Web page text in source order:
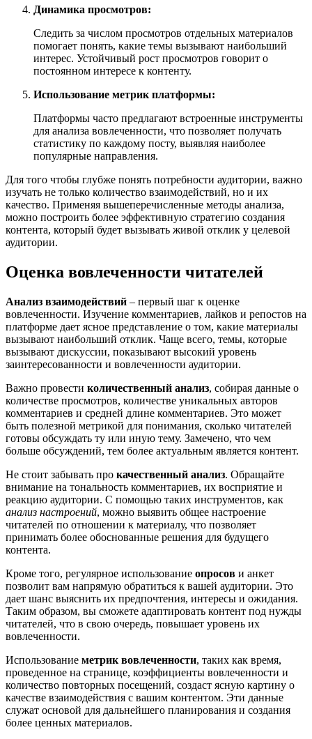
Динамика просмотров:
Следить за числом просмотров отдельных материалов
помогает понять, какие темы вызывают наибольший
интерес. Устойчивый рост просмотров говорит о
постоянном интересе к контенту.
Использование метрик платформы:
Платформы часто предлагают встроенные инструменты
для анализа вовлеченности, что позволяет получать
статистику по каждому посту, выявляя наиболее
популярные направления.
Для того чтобы глубже понять потребности аудитории, важно
изучать не только количество взаимодействий, но и их
качество. Применяя вышеперечисленные методы анализа,
можно построить более эффективную стратегию создания
контента, который будет вызывать живой отклик у целевой
аудитории.
Оценка вовлеченности читателей
Анализ взаимодействий – первый шаг к оценке
вовлеченности. Изучение комментариев, лайков и репостов на
платформе дает ясное представление о том, какие материалы
вызывают наибольший отклик. Чаще всего, темы, которые
вызывают дискуссии, показывают высокий уровень
заинтересованности и вовлеченности аудитории.
Важно провести количественный анализ, собирая данные о
количестве просмотров, количестве уникальных авторов
комментариев и средней длине комментариев. Это может
быть полезной метрикой для понимания, сколько читателей
готовы обсуждать ту или иную тему. Замечено, что чем
больше обсуждений, тем более актуальным является контент.
Не стоит забывать про качественный анализ. Обращайте
внимание на тональность комментариев, их восприятие и
реакцию аудитории. С помощью таких инструментов, как
анализ настроений, можно выявить общее настроение
читателей по отношении к материалу, что позволяет
принимать более обоснованные решения для будущего
контента.
Кроме того, регулярное использование опросов и анкет
позволит вам напрямую обратиться к вашей аудитории. Это
дает шанс выяснить их предпочтения, интересы и ожидания.
Таким образом, вы сможете адаптировать контент под нужды
читателей, что в свою очередь, повышает уровень их
вовлеченности.
Использование метрик вовлеченности, таких как время,
проведенное на странице, коэффициенты вовлеченности и
количество повторных посещений, создаст ясную картину о
качестве взаимодействия с вашим контентом. Эти данные
служат основой для дальнейшего планирования и создания
более ценных материалов.